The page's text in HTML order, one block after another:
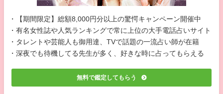
・【期間限定】総額8,000円分以上の驚愕キャンペーン開催中
・有名女性誌や人気ランキングで常に上位の大手電話占いサイト
・タレントや芸能人も御用達、TVで話題の一流占い師が在籍
・深夜でも待機してる先生が多く、好きな時に占ってもらえる
無料で鑑定してもらう